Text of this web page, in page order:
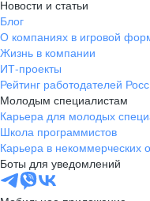
Новости и статьи
Блог
О компаниях в игровой
Жизнь в компании
ИТ-проекты
Рейтинг работодателей
Молодым специалистам
Карьера для молодых
Школа программистов
Карьера в некоммерческих
Боты для уведомлений